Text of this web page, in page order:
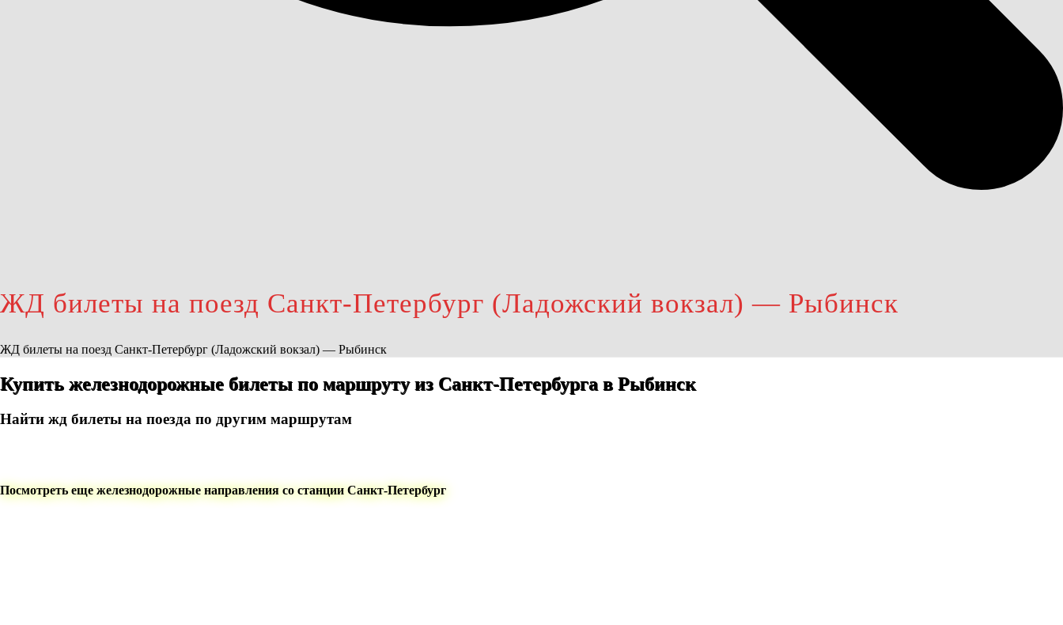
ЖД билеты на поезд Санкт-Петербург (Ладожский вокзал) — Рыбинск
ЖД билеты на поезд Санкт-Петербург (Ладожский вокзал) — Рыбинск
Купить железнодорожные билеты по маршруту из Санкт-Петербурга в Рыбинск
Найти жд билеты на поезда по другим маршрутам
Посмотреть еще железнодорожные направления со станции Санкт-Петербург